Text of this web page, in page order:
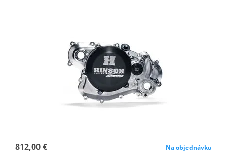
812,00 € Na objednávku